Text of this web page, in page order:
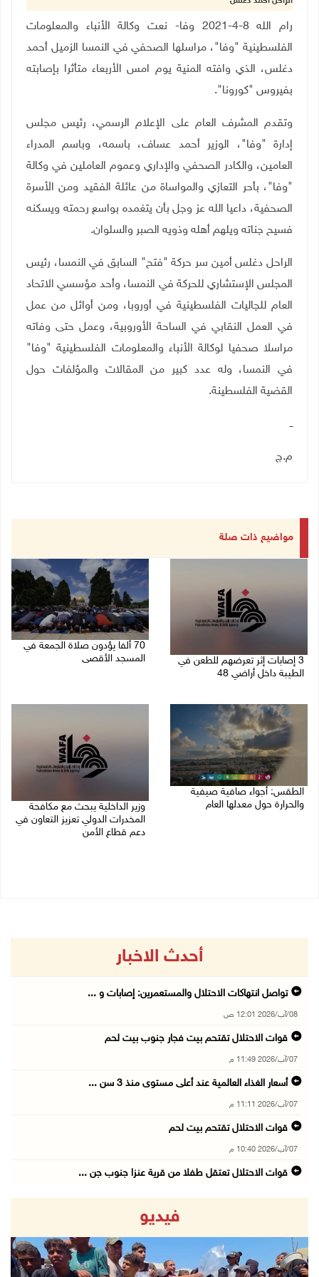
رام الله 8-4-2021 وفا- نعت وكالة الأنباء والمعلومات
الفلسطينية "وفا"، مراسلها الصحفي في النمسا الزميل أحمد
دغلس، الذي وافته المنية يوم امس الأربعاء متأثرا بإصابته
بفيروس "كورونا".
وتقدم المشرف العام على الإعلام الرسمي، رئيس مجلس
إدارة "وفا"، الوزير أحمد عساف، باسمه، وباسم المدراء
العامين، والكادر الصحفي والإداري وعموم العاملين في وكالة
"وفا"، بأحر التعازي والمواساة من عائلة الفقيد ومن الأسرة
الصحفية، داعيا الله عز وجل بأن يتغمده بواسع رحمته ويسكنه
فسيح جناته ويلهم أهله وذويه الصبر والسلوان.
الراحل دغلس أمين سر حركة "فتح" السابق في النمسا، رئيس
المجلس الإستشاري للحركة في النمسا، وأحد مؤسسي الاتحاد
العام للجاليات الفلسطينية في أوروبا، ومن أوائل من عمل
في العمل النقابي في الساحة الأوروبية، وعمل حتى وفاته
مراسلا صحفيا لوكالة الأنباء والمعلومات الفلسطينية "وفا"
في النمسا، وله عدد كبير من المقالات والمؤلفات حول
القضية الفلسطينة.
ــ
م.ج
مواضيع ذات صلة
3 إصابات إثر تعرضهم للطعن في
الطيبة داخل أراضي 48
70 ألفا يؤدون صلاة الجمعة في
المسجد الأقصى
الطقس: أجواء صافية صيفية
والحرارة حول معدلها العام
وزير الداخلية يبحث مع مكافحة
المخدرات الدولي تعزيز التعاون في
دعم قطاع الأمن
أحدث الاخبار
تواصل انتهاكات الاحتلال والمستعمرين: إصابات و ...
08/آب/2026 12:01 ص
قوات الاحتلال تقتحم بيت فجار جنوب بيت لحم
07/آب/2026 11:49 م
أسعار الغذاء العالمية عند أعلى مستوى منذ 3 سن ...
07/آب/2026 11:11 م
قوات الاحتلال تقتحم بيت لحم
07/آب/2026 10:40 م
قوات الاحتلال تعتقل طفلا من قرية عنزا جنوب جن ...
قوات الاحتلال تغلق مداخل يعبد جنوب غرب جنين
07/آب/2026 10:15 م
الاحتلال يعيق تنقل المواطنين ويقتحم بلدات شرق ...
فيديو